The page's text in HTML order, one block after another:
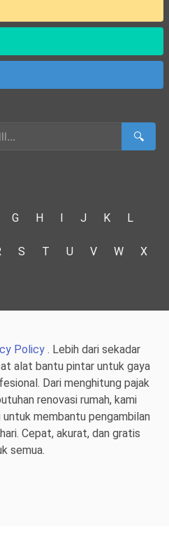
🔍
G H I J K L
S T U V W X
Policy. Lebih dari sekadar
alat bantu pintar untuk gaya
Dari menghitung pajak
renovasi rumah, kami
membantu pengambilan
Cepat, akurat, dan gratis
semua.